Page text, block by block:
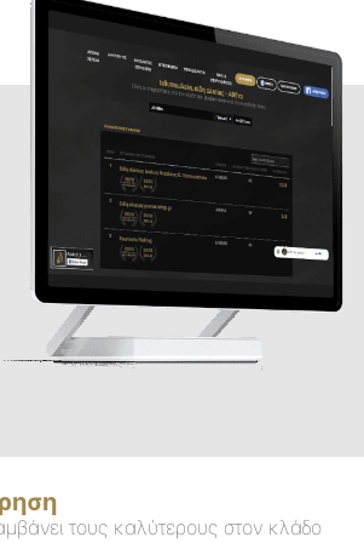
τους καλύτερους στον κλάδο